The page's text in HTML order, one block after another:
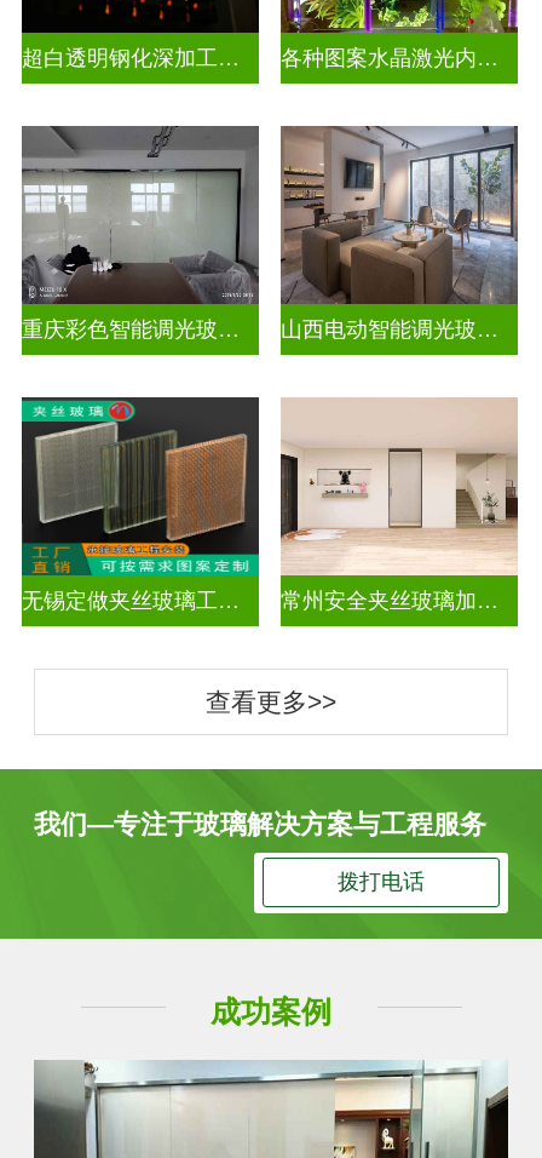
超白透明钢化深加工激光内雕屏风 各种图案水晶激光内雕发光艺术玻璃
重庆彩色智能调光玻璃定制公司 山西电动智能调光玻璃价格多少钱
无锡定做夹丝玻璃工厂地址 常州安全夹丝玻璃加工厂
查看更多>>
我们—专注于玻璃解决方案与工程服务
拨打电话
成功案例